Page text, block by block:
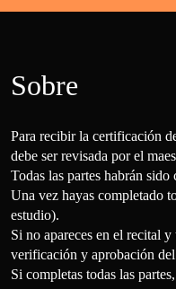
Sobre
Para recibir la certificación
debe ser revisada por el
Todas las partes habrán
Una vez hayas completado
estudio).
Si no apareces en el recital
verificación y aprobación del
Si completas todas las